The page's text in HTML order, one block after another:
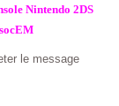
Nintendo 2DS
le message